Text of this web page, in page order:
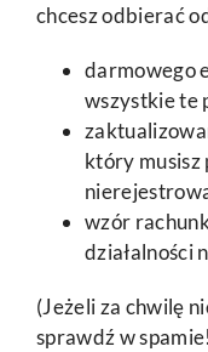
chcesz odbierać
darmowego
wszystkie te
który musisz
wzór
działalności
(Jeżeli za chwilę
sprawdź w